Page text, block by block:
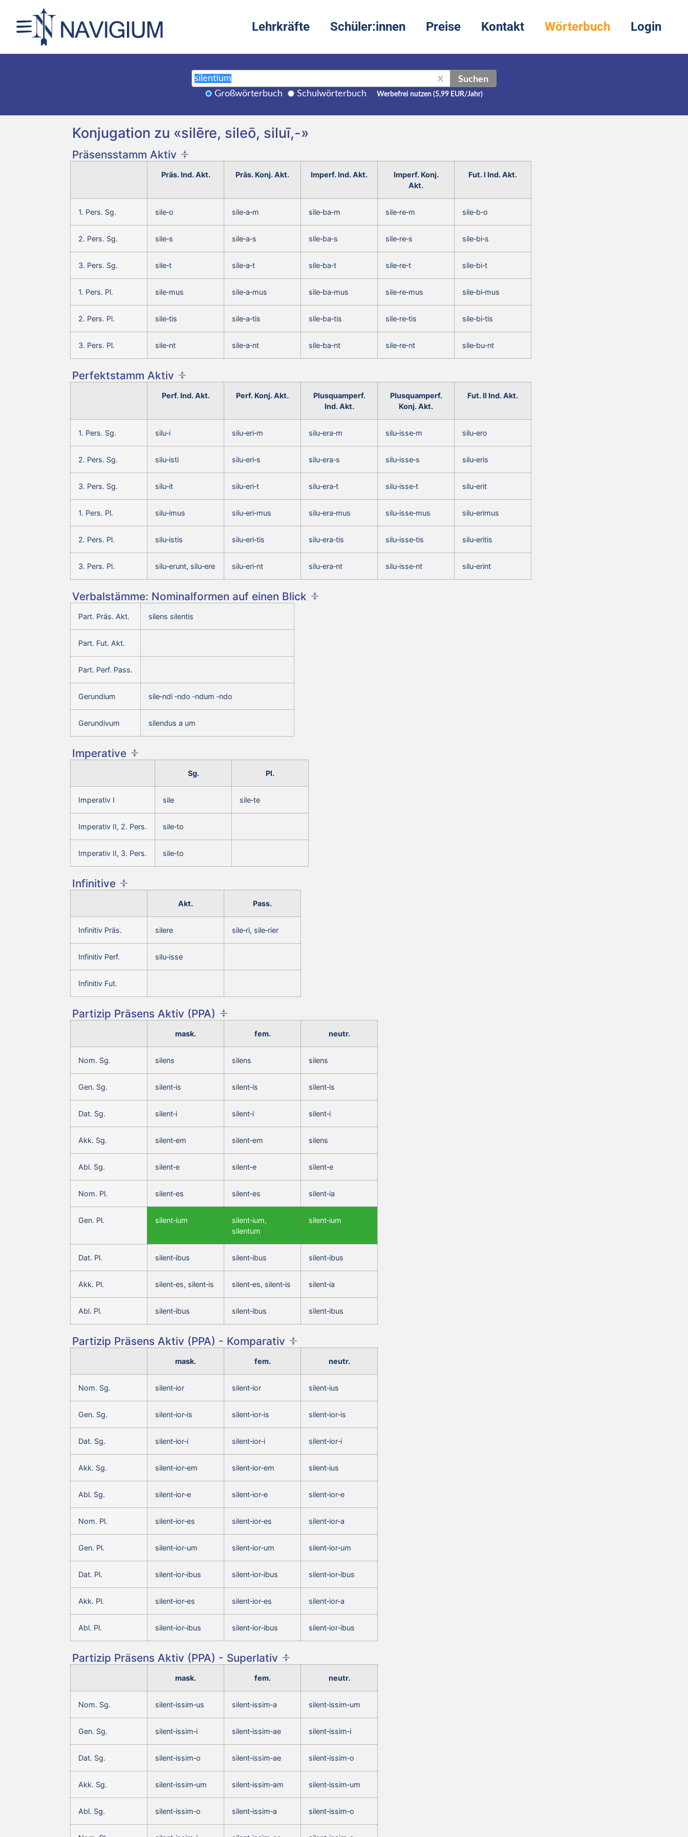
Lehrkräfte Schüler:innen Preise Kontakt Wörterbuch Login
X Suchen
Großwörterbuch Schulwörterbuch Werbefrei nutzen (5,99 EUR/Jahr)
Konjugation zu «silēre, sileō, siluī,-»
Präsensstamm Aktiv
Präs. Ind. Akt. Präs. Konj. Akt. Imperf. Ind. Akt.
Imperf. Konj.
Akt.
Fut. I Ind. Akt.
1. Pers. Sg. sile‑o sile‑a‑m sile‑ba‑m sile‑re‑m sile‑b‑o
2. Pers. Sg. sile‑s sile‑a‑s sile‑ba‑s sile‑re‑s sile‑bi‑s
3. Pers. Sg. sile‑t sile‑a‑t sile‑ba‑t sile‑re‑t sile‑bi‑t
1. Pers. Pl. sile‑mus sile‑a‑mus sile‑ba‑mus sile‑re‑mus sile‑bi‑mus
2. Pers. Pl. sile‑tis sile‑a‑tis sile‑ba‑tis sile‑re‑tis sile‑bi‑tis
3. Pers. Pl. sile‑nt sile‑a‑nt sile‑ba‑nt sile‑re‑nt sile‑bu‑nt
Perfektstamm Aktiv
Perf. Ind. Akt. Perf. Konj. Akt.
Plusquamperf.
Ind. Akt.
Plusquamperf.
Konj. Akt.
Fut. II Ind. Akt.
1. Pers. Sg. silu‑i silu‑eri‑m silu‑era‑m silu‑isse‑m silu‑ero
2. Pers. Sg. silu‑isti silu‑eri‑s silu‑era‑s silu‑isse‑s silu‑eris
3. Pers. Sg. silu‑it silu‑eri‑t silu‑era‑t silu‑isse‑t silu‑erit
1. Pers. Pl. silu‑imus silu‑eri‑mus silu‑era‑mus silu‑isse‑mus silu‑erimus
2. Pers. Pl. silu‑istis silu‑eri‑tis silu‑era‑tis silu‑isse‑tis silu‑eritis
3. Pers. Pl. silu‑erunt, silu‑ere silu‑eri‑nt silu‑era‑nt silu‑isse‑nt silu‑erint
Verbalstämme: Nominalformen auf einen Blick
Part. Präs. Akt. silens silentis
Part. Fut. Akt.
Part. Perf. Pass.
Gerundium sile‑ndi ‑ndo ‑ndum ‑ndo
Gerundivum silendus a um
Imperative
Sg. Pl.
Imperativ I sile sile‑te
Imperativ II, 2. Pers. sile‑to
Imperativ II, 3. Pers. sile‑to
Infinitive
Akt. Pass.
Infinitiv Präs. silere sile‑ri, sile‑rier
Infinitiv Perf. silu‑isse
Infinitiv Fut.
Partizip Präsens Aktiv (PPA)
mask. fem. neutr.
Nom. Sg. silens silens silens
Gen. Sg. silent‑is silent‑is silent‑is
Dat. Sg. silent‑i silent‑i silent‑i
Akk. Sg. silent‑em silent‑em silens
Abl. Sg. silent‑e silent‑e silent‑e
Nom. Pl. silent‑es silent‑es silent‑ia
Gen. Pl. silent‑ium
silent‑ium,
silentum
silent‑ium
Dat. Pl. silent‑ibus silent‑ibus silent‑ibus
Akk. Pl. silent‑es, silent‑is silent‑es, silent‑is silent‑ia
Abl. Pl. silent‑ibus silent‑ibus silent‑ibus
Partizip Präsens Aktiv (PPA) - Komparativ
mask. fem. neutr.
Nom. Sg. silent‑ior silent‑ior silent‑ius
Gen. Sg. silent‑ior‑is silent‑ior‑is silent‑ior‑is
Dat. Sg. silent‑ior‑i silent‑ior‑i silent‑ior‑i
Akk. Sg. silent‑ior‑em silent‑ior‑em silent‑ius
Abl. Sg. silent‑ior‑e silent‑ior‑e silent‑ior‑e
Nom. Pl. silent‑ior‑es silent‑ior‑es silent‑ior‑a
Gen. Pl. silent‑ior‑um silent‑ior‑um silent‑ior‑um
Dat. Pl. silent‑ior‑ibus silent‑ior‑ibus silent‑ior‑ibus
Akk. Pl. silent‑ior‑es silent‑ior‑es silent‑ior‑a
Abl. Pl. silent‑ior‑ibus silent‑ior‑ibus silent‑ior‑ibus
Partizip Präsens Aktiv (PPA) - Superlativ
mask. fem. neutr.
Nom. Sg. silent‑issim‑us silent‑issim‑a silent‑issim‑um
Gen. Sg. silent‑issim‑i silent‑issim‑ae silent‑issim‑i
Dat. Sg. silent‑issim‑o silent‑issim‑ae silent‑issim‑o
Akk. Sg. silent‑issim‑um silent‑issim‑am silent‑issim‑um
Abl. Sg. silent‑issim‑o silent‑issim‑a silent‑issim‑o